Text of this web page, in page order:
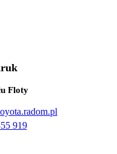
Floty
919